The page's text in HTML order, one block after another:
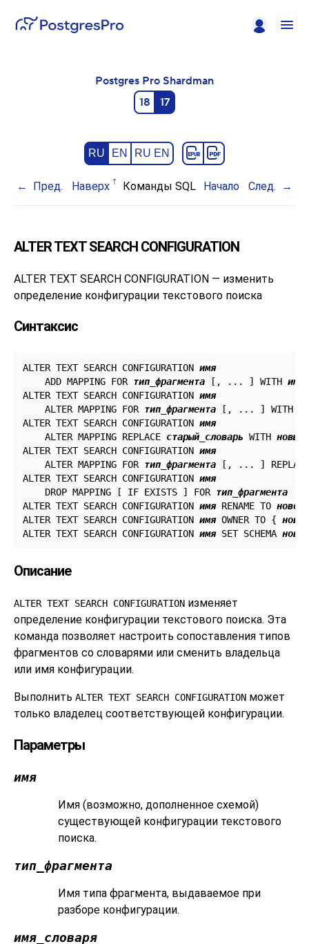
Postgres Pro Shardman
18
17
RU EN RU EN
Пред. Наверх Команды SQL Начало След.
ALTER TEXT SEARCH CONFIGURATION
ALTER TEXT SEARCH CONFIGURATION — изменить
определение конфигурации текстового поиска
Синтаксис
ALTER TEXT SEARCH CONFIGURATION имя
    ADD MAPPING FOR
тип_фрагмента [, ... ] WITH
ALTER TEXT SEARCH CONFIGURATION имя
    ALTER MAPPING FOR
тип_фрагмента [, ... ] WITH
ALTER TEXT SEARCH CONFIGURATION имя
    ALTER MAPPING REPLACE
старый_словарь WITH
ALTER TEXT SEARCH CONFIGURATION имя
    ALTER MAPPING FOR
тип_фрагмента [, ... ]
ALTER TEXT SEARCH CONFIGURATION имя
    DROP MAPPING [ IF EXISTS ] FOR
тип_фрагмента [,
ALTER TEXT SEARCH CONFIGURATION имя RENAME TO
ALTER TEXT SEARCH CONFIGURATION имя OWNER TO {
ALTER TEXT SEARCH CONFIGURATION имя SET SCHEMA
Описание
ALTER TEXT SEARCH CONFIGURATION изменяет
определение конфигурации текстового поиска. Эта
команда позволяет настроить сопоставления типов
фрагментов со словарями или сменить владельца
или имя конфигурации.
Выполнить ALTER TEXT SEARCH CONFIGURATION может
только владелец соответствующей конфигурации.
Параметры
имя
Имя (возможно, дополненное схемой)
существующей конфигурации текстового
поиска.
тип_фрагмента
Имя типа фрагмента, выдаваемое при
разборе конфигурации.
имя_словаря